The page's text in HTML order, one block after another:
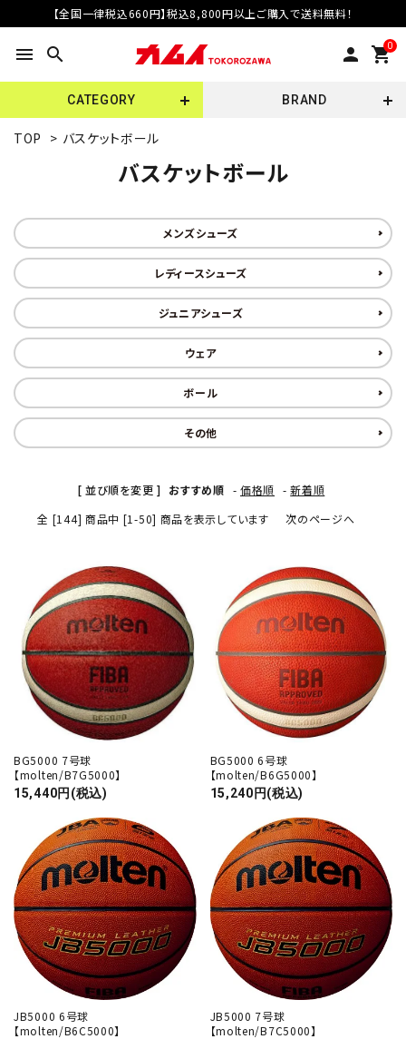
【全国一律税込660円】税込8,800円以上ご購入で送料無料！
menu search person 0
shopping_cart
CATEGORY BRAND
TOP > バスケットボール
バスケットボール
メンズシューズ
レディースシューズ
ジュニアシューズ
ウェア
ボール
その他
[ 並び順を変更 ] おすすめ順 - 価格順 -新着順
全 [144] 商品中 [1-50] 商品を表示しています
次のページへ
BG5000 7号球
【molten/B7G5000】
15,440円(税込)
BG5000 6号球
【molten/B6G5000】
15,240円(税込)
JB5000 6号球
【molten/B6C5000】
JB5000 7号球
【molten/B7C5000】